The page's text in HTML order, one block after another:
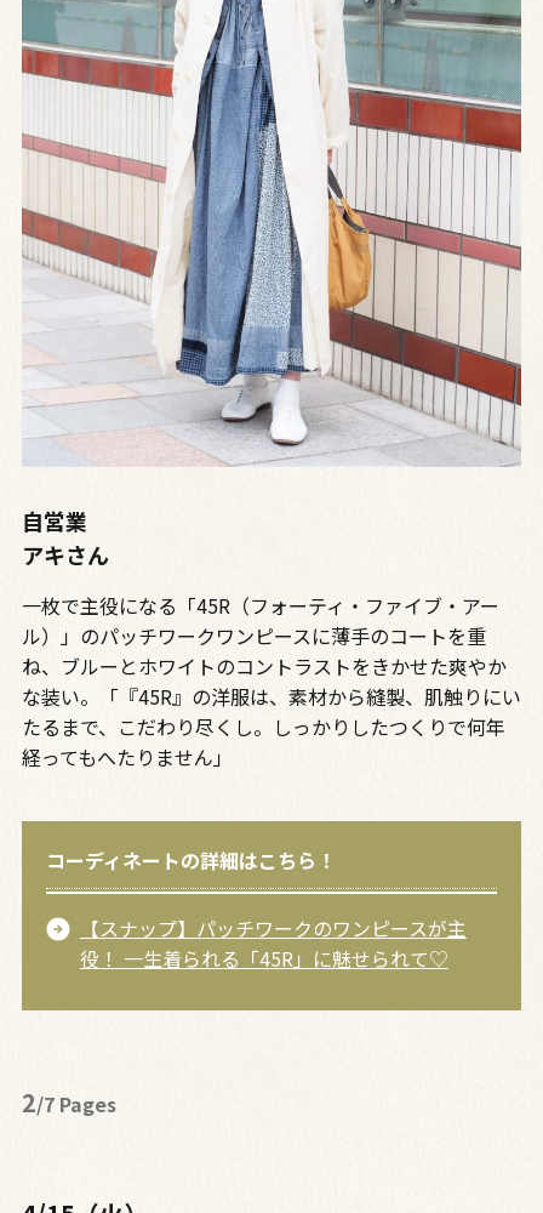
自営業
アキさん
一枚で主役になる「45R（フォーティ・ファイブ・アー
ル）」のパッチワークワンピースに薄手のコートを重
ね、ブルーとホワイトのコントラストをきかせた爽やか
な装い。「『45R』の洋服は、素材から縫製、肌触りにい
たるまで、こだわり尽くし。しっかりしたつくりで何年
経ってもへたりません」
コーディネートの詳細はこちら！
【スナップ】パッチワークのワンピースが主
役！ 一生着られる「45R」に魅せられて♡
2/7 Pages